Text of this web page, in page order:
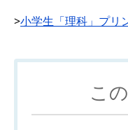
>小学生「理科」プリ
こ